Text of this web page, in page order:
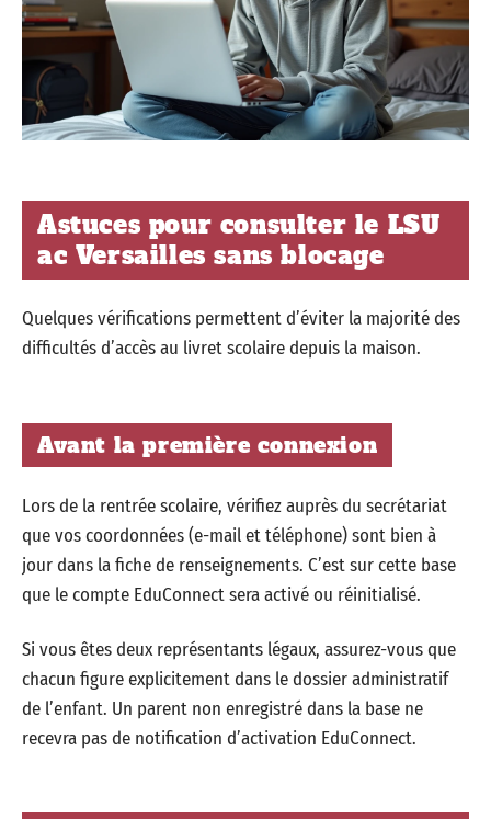
Astuces pour consulter le LSU
ac Versailles sans blocage
Quelques vérifications permettent d’éviter la majorité des
difficultés d’accès au livret scolaire depuis la maison.
Avant la première connexion
Lors de la rentrée scolaire, vérifiez auprès du secrétariat
que vos coordonnées (e-mail et téléphone) sont bien à
jour dans la fiche de renseignements. C’est sur cette base
que le compte EduConnect sera activé ou réinitialisé.
Si vous êtes deux représentants légaux, assurez-vous que
chacun figure explicitement dans le dossier administratif
de l’enfant. Un parent non enregistré dans la base ne
recevra pas de notification d’activation EduConnect.